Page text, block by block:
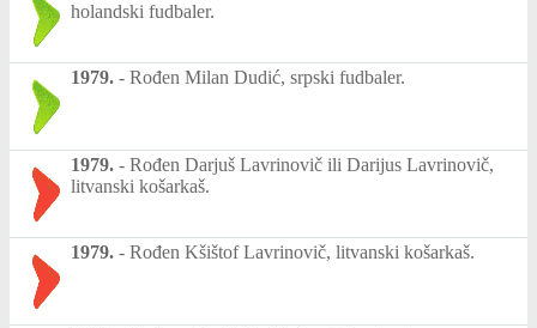
holandski fudbaler.
1979. - Rođen Milan Dudić, srpski fudbaler.
1979. - Rođen Darjuš Lavrinovič ili Darijus Lavrinovič,
litvanski košarkaš.
1979. - Rođen Kšištof Lavrinovič, litvanski košarkaš.